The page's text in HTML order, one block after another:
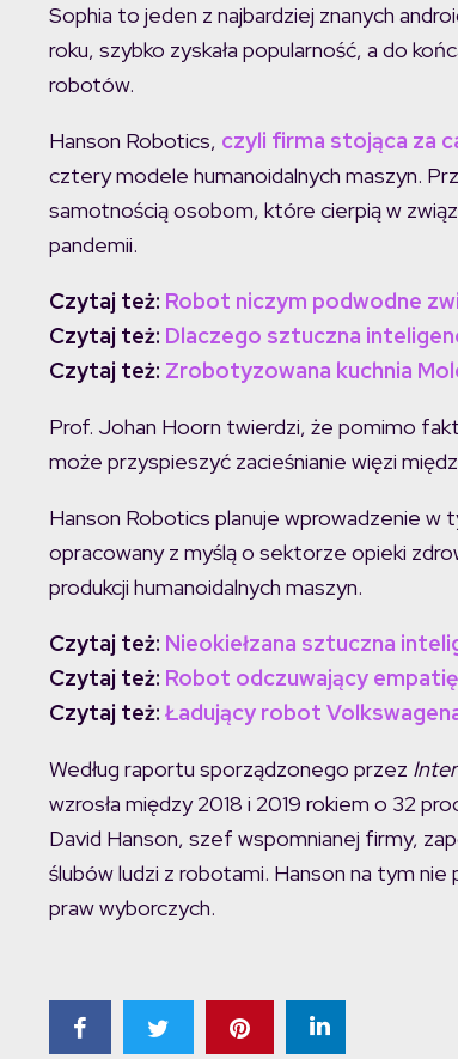
Sophia to jeden z najbardziej znanych
roku, szybko zyskała popularność, a do
robotów.
Hanson Robotics, czyli firma stojąca za
cztery modele humanoidalnych maszyn.
samotnością osobom, które cierpią w
pandemii.
Czytaj też: Robot niczym podwodne
Czytaj też: Dlaczego sztuczna
Czytaj też: Zrobotyzowana kuchnia
Prof. Johan Hoorn twierdzi, że pomimo
może przyspieszyć zacieśnianie więzi
Hanson Robotics planuje wprowadzenie w
opracowany z myślą o sektorze opieki
produkcji humanoidalnych maszyn.
Czytaj też: Nieokiełzana sztuczna
Czytaj też: Robot odczuwający
Czytaj też: Ładujący robot
Według raportu sporządzonego przez
wzrosła między 2018 i 2019 rokiem o 32
David Hanson, szef wspomnianej firmy,
ślubów ludzi z robotami. Hanson na tym
praw wyborczych.